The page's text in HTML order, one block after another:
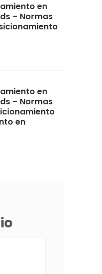
en
– Normas
en
– Normas
en